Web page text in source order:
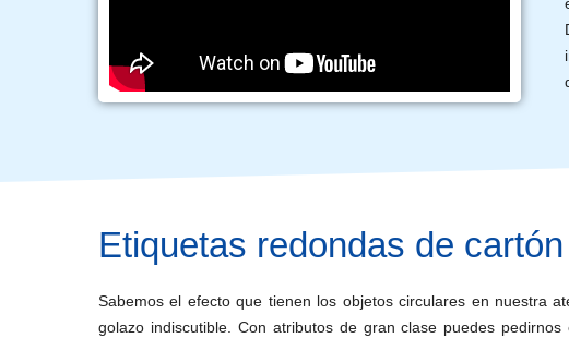
Etiquetas redondas de cartón
Sabemos el efecto que tienen los objetos circulares en nuestra
golazo indiscutible. Con atributos de gran clase puedes